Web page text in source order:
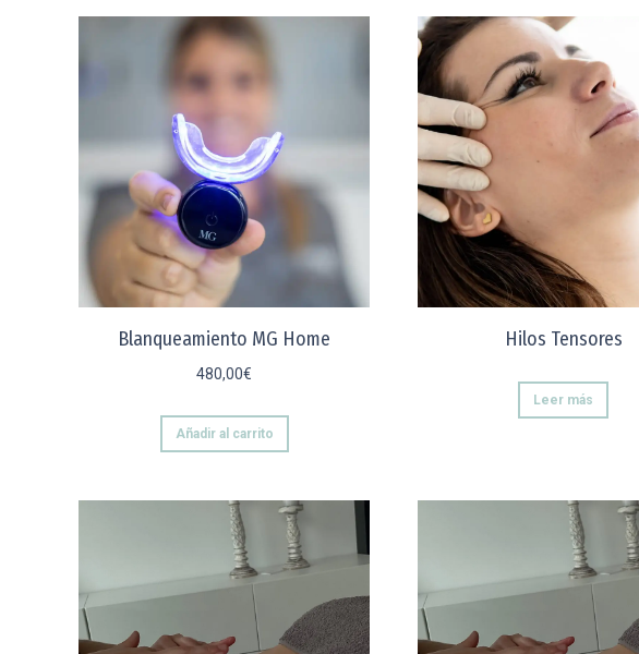
Blanqueamiento MG Home
480,00€
Añadir al carrito
Hilos Tensores
Leer más